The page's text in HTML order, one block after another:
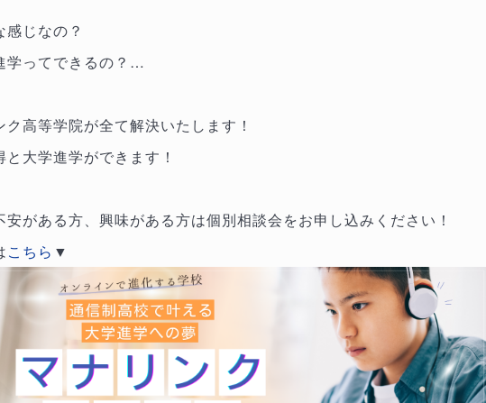
じなの？
学ってできるの？…
高等学院が全て解決いたします！
大学進学ができます！
がある方、興味がある方は個別相談会をお申し込みください！
こちら ▼